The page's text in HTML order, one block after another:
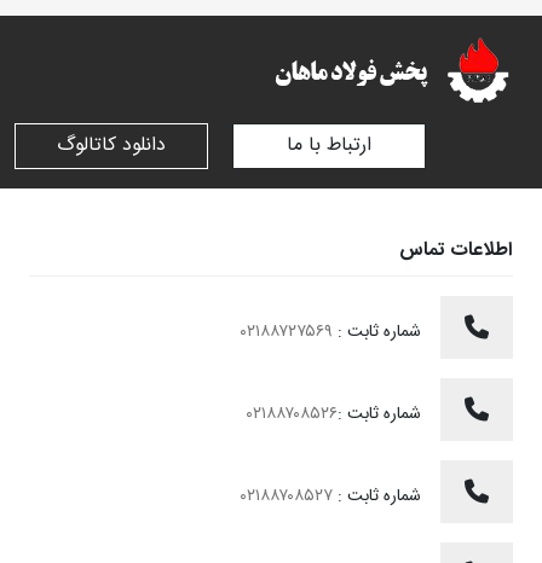
ارتباط با ما دانلود کاتالوگ
اطلاعات تماس
شماره ثابت :
شماره ثابت :۰۲۱۸۸۷۰۸۵۲۶
شماره ثابت :